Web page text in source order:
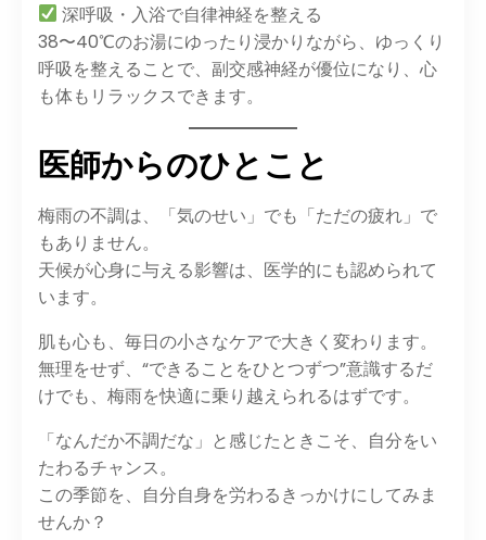
深呼吸・入浴で自律神経を整える
38〜40℃のお湯にゆったり浸かりながら、ゆっくり
呼吸を整えることで、副交感神経が優位になり、心
も体もリラックスできます。
医師からのひとこと
梅雨の不調は、「気のせい」でも「ただの疲れ」で
もありません。
天候が心身に与える影響は、医学的にも認められて
います。
肌も心も、毎日の小さなケアで大きく変わります。
無理をせず、“できることをひとつずつ”意識するだ
けでも、梅雨を快適に乗り越えられるはずです。
「なんだか不調だな」と感じたときこそ、自分をい
たわるチャンス。
この季節を、自分自身を労わるきっかけにしてみま
せんか？